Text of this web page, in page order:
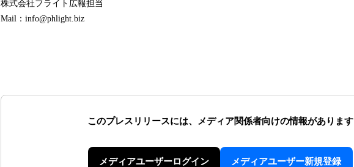
株式会社フライト広報担当
Mail：info@phlight.biz
このプレスリリースには、 メディア関係者向けの情報があります
メディアユーザーログイン メディアユーザー新規登録